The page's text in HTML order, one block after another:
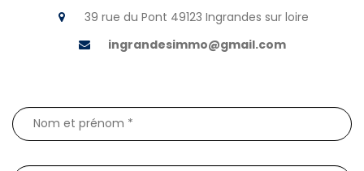
39 rue du Pont 49123 Ingrandes sur loire
ingrandesimmo@gmail.com